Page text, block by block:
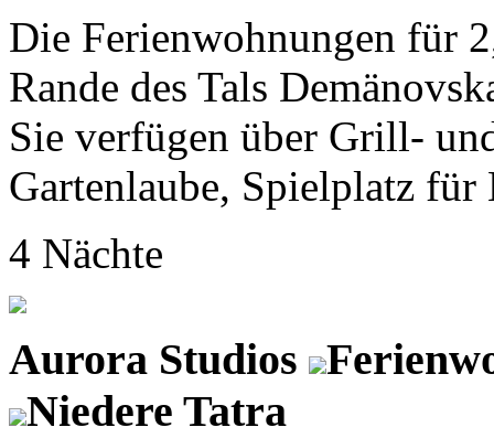
Die Ferienwohnungen für
Rande des Tals
Sie verfügen über Grill-
Gartenlaube, Spielplatz
4 Nächte
Aurora Studios
Niedere Tatra